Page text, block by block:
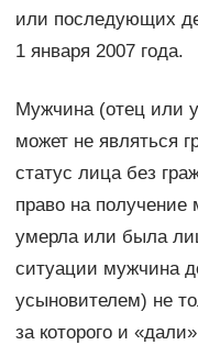
или последующих
1 января 2007 года.
Мужчина (отец или
может не являться
статус лица без
право на получение
умерла или была
ситуации мужчина
усыновителем) не
за которого и